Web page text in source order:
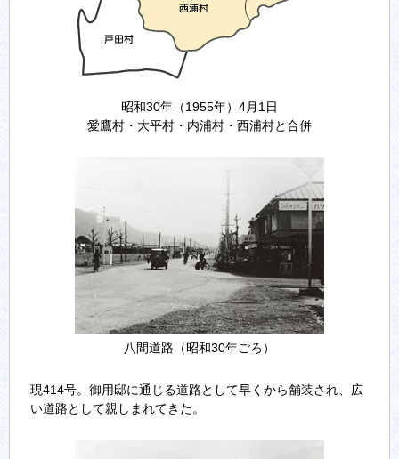
昭和30年（1955年）4月1日
愛鷹村・大平村・内浦村・西浦村と合併
八間道路（昭和30年ごろ）
現414号。御用邸に通じる道路として早くから舗装され、広
い道路として親しまれてきた。